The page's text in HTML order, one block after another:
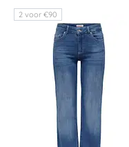
2 voor €90